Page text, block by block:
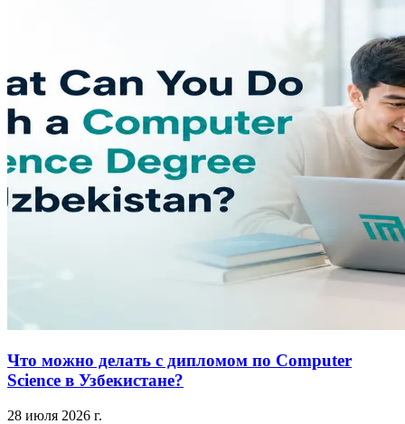
Что можно делать с дипломом по Computer
Science в Узбекистане?
28 июля 2026 г.